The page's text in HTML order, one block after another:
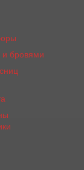
и бровями